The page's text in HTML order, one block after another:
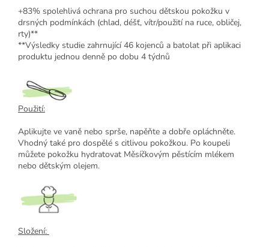
+83% spolehlivá ochrana pro suchou dětskou pokožku v
drsných podmínkách (chlad, déšť, vítr/použití na ruce, obličej,
rty)**
**Výsledky studie zahrnující 46 kojenců a batolat při aplikaci
produktu jednou denně po dobu 4 týdnů
Použití:
Aplikujte ve vaně nebo sprše, napěňte a dobře opláchněte.
Vhodný také pro dospělé s citlivou pokožkou. Po koupeli
můžete pokožku hydratovat Měsíčkovým pěstícím mlékem
nebo dětským olejem.
Složení: